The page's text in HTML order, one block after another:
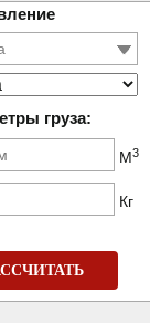
груза:
М3
Кг